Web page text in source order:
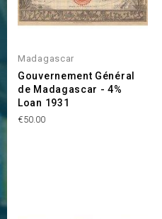
Madagascar
Gouvernement Général
de Madagascar - 4%
Loan 1931
Price
€50.00